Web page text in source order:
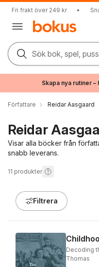
Fri frakt över 249 kr •
Sök bok, spel,
Skapa nya rutiner
Författare Reidar Aasgaard
Reidar
Visar alla böcker från
snabb leverans.
11 produkter
Filtrera
Decoding
Thomas